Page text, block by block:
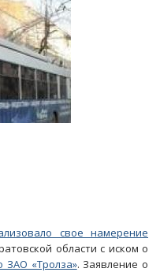
свое намерение
области с иском о
ЗАО «Тролза». Заявление о